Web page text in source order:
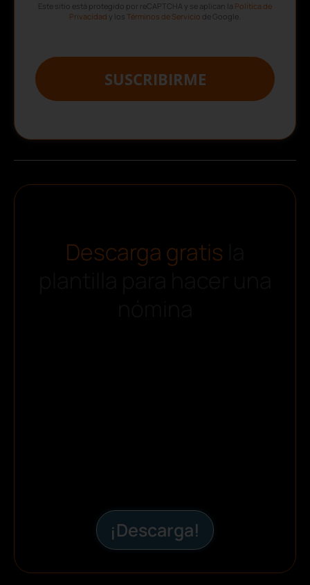
Este sitio está protegido por reCAPTCHA y se aplican la Política de
Privacidad y los Términos de Servicio de Google.
SUSCRIBIRME
Descarga gratis
¡Descarga!